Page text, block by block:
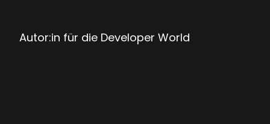
Autor:in für die Developer World